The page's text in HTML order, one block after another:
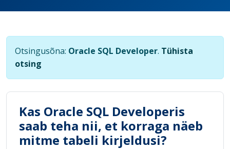
Otsingusõna: Oracle SQL Developer. Tühista
otsing
Kas Oracle SQL Developeris
saab teha nii, et korraga näeb
mitme tabeli kirjeldusi?